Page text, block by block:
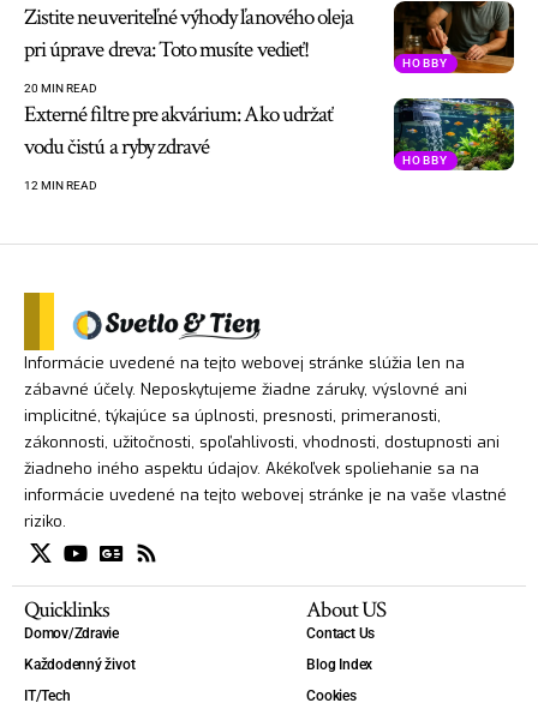
HOBBY
Zistite neuveriteľné výhody ľanového oleja
pri úprave dreva: Toto musíte vedieť!
20 MIN READ
HOBBY
Externé filtre pre akvárium: Ako udržať
vodu čistú a ryby zdravé
12 MIN READ
Informácie uvedené na tejto webovej stránke slúžia len na
zábavné účely. Neposkytujeme žiadne záruky, výslovné ani
implicitné, týkajúce sa úplnosti, presnosti, primeranosti,
zákonnosti, užitočnosti, spoľahlivosti, vhodnosti, dostupnosti ani
žiadneho iného aspektu údajov. Akékoľvek spoliehanie sa na
informácie uvedené na tejto webovej stránke je na vaše vlastné
riziko.
Quicklinks
Domov/Zdravie
Každodenný život
IT/Tech
About US
Contact Us
Blog Index
Cookies